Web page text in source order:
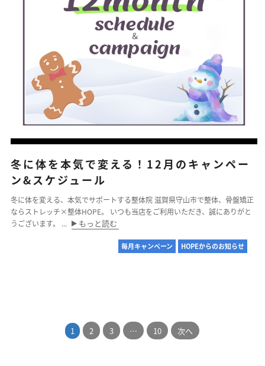
冬に体を本気で変える！12月のキャンペー
ン&スケジュール
冬に体を変える、本気でサポートする整体院 滋賀県守山市で整体、骨盤矯正
ならストレッチ×整体HOPE。 いつも当店をご利用いただき、誠にありがと
うございます。 ...
もっと読む
毎月キャンペーン HOPEからのお知らせ
1 2 3 … 10 次へ